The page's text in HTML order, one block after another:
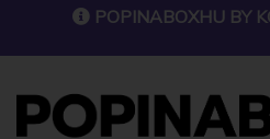
POPINABOXHU BY